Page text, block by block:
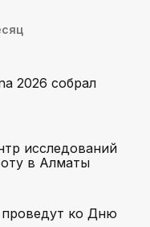
2026 собрал
исследований
в Алматы
проведут ко Дню